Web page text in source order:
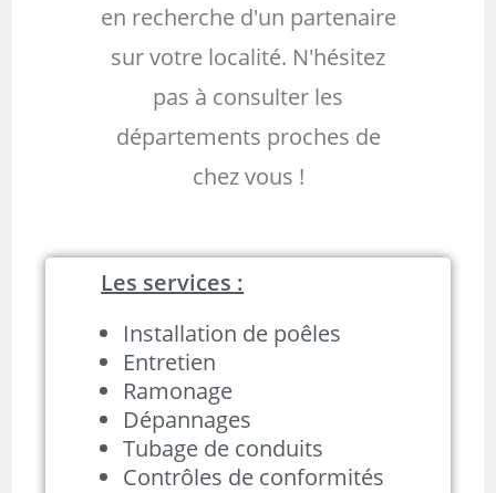
en recherche d'un partenaire
sur votre localité. N'hésitez
pas à consulter les
départements proches de
chez vous !
Les services :
Installation de poêles
Entretien
Ramonage
Dépannages
Tubage de conduits
Contrôles de conformités